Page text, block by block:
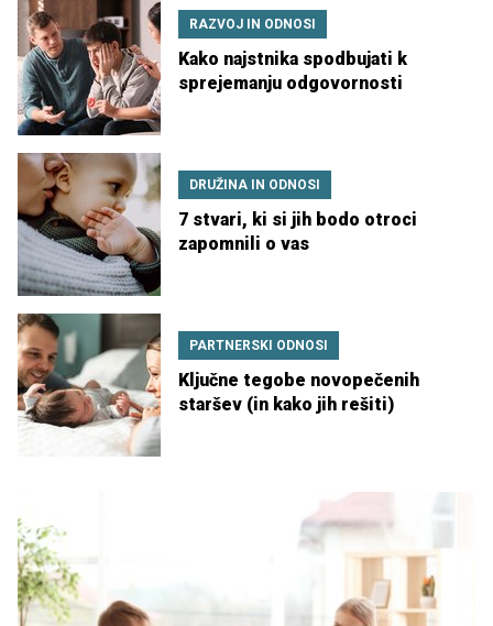
RAZVOJ IN ODNOSI
Kako najstnika spodbujati k
sprejemanju odgovornosti
DRUŽINA IN ODNOSI
7 stvari, ki si jih bodo otroci
zapomnili o vas
PARTNERSKI ODNOSI
Ključne tegobe novopečenih
staršev (in kako jih rešiti)